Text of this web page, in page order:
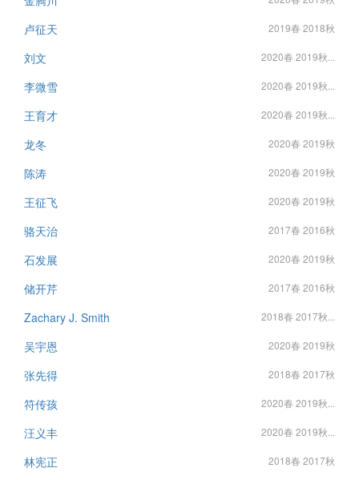
卢征天 2019春 2018秋
刘文 2020春 2019秋...
李微雪 2020春 2019秋...
王育才 2020春 2019秋...
龙冬 2020春 2019秋
陈涛 2020春 2019秋
王征飞 2020春 2019秋
骆天治 2017春 2016秋
石发展 2020春 2019秋
储开芹 2017春 2016秋
Zachary J. Smith 2018春 2017秋...
吴宇恩 2020春 2019秋
张先得 2018春 2017秋
符传孩 2020春 2019秋...
汪义丰 2020春 2019秋...
林宪正 2018春 2017秋